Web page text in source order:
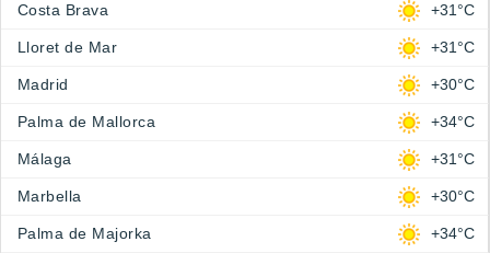
Costa Brava +31°C
Lloret de Mar +31°C
Madrid +30°C
Palma de Mallorca +34°C
Málaga +31°C
Marbella +30°C
Palma de Majorka +34°C